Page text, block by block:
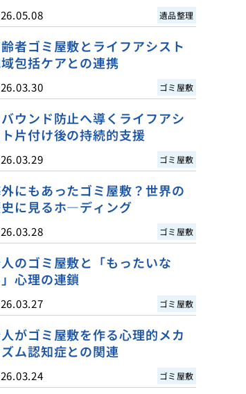
遺品整理
者ゴミ屋敷とライフアシスト
包括ケアとの連携
ゴミ屋敷
ウンド防止へ導くライフアシ
片付け後の持続的支援
ゴミ屋敷
にもあったゴミ屋敷？世界の
に見るホ―ディング
ゴミ屋敷
のゴミ屋敷と「もったいな
心理の連鎖
ゴミ屋敷
がゴミ屋敷を作る心理的メカ
ム認知症との関連
ゴミ屋敷